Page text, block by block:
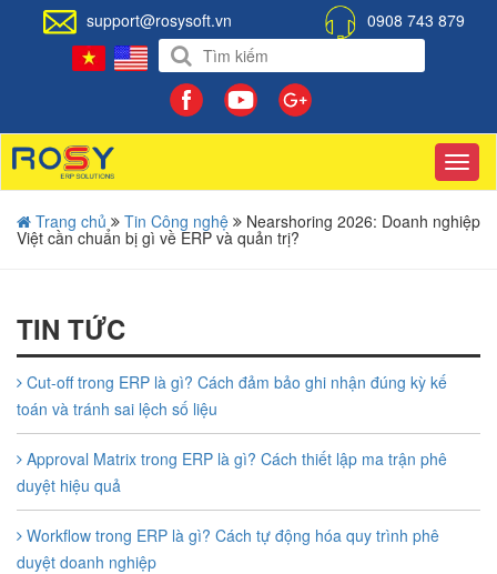
support@rosysoft.vn 0908 743 879
Trang chủ
Tin Công nghệ Nearshoring 2026: Doanh nghiệp
Việt cần chuẩn bị gì về ERP và quản trị?
TIN TỨC
Cut-off trong ERP là gì? Cách đảm bảo ghi nhận đúng kỳ kế
toán và tránh sai lệch số liệu
Approval Matrix trong ERP là gì? Cách thiết lập ma trận phê
duyệt hiệu quả
Workflow trong ERP là gì? Cách tự động hóa quy trình phê
duyệt doanh nghiệp